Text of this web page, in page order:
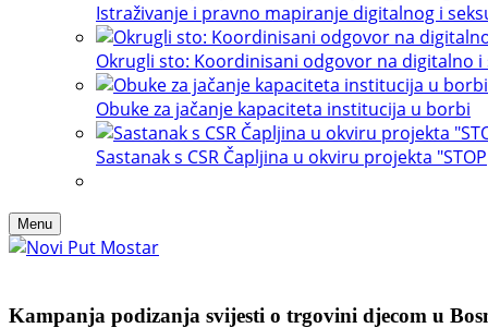
Istraživanje i pravno mapiranje digitalnog i
Okrugli sto: Koordinisani odgovor na digitalno i
Obuke za jačanje kapaciteta institucija u borbi
Sastanak s CSR Čapljina u okviru projekta "STOP
Menu
Kampanja podizanja svijesti o trgovini djecom u